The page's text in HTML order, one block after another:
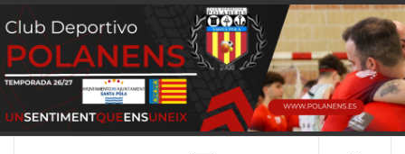
Saltar
al
contenido
CLUB
DEPORTIVO
SANTA POLA